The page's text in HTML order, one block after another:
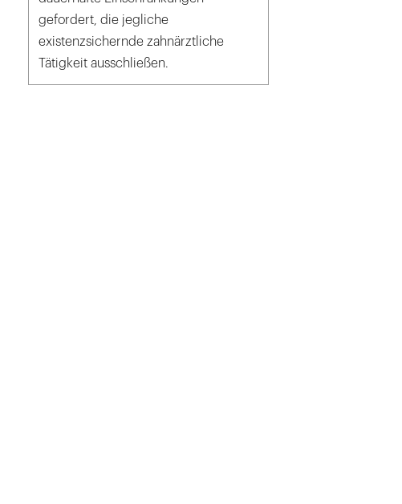
gefordert, die jegliche
existenzsichernde zahnärztliche
Tätigkeit ausschließen.